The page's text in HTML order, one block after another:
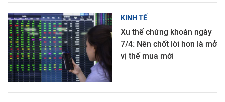
KINH TẾ
Xu thế chứng khoán ngày
7/4: Nên chốt lời hơn là mở
vị thế mua mới